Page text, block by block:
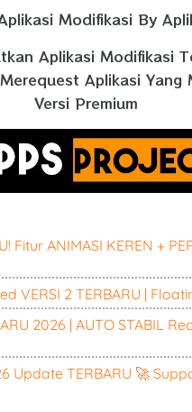
Modifikasi By
Aplikasi Modifikasi
Aplikasi
Versi Premium
Fitur ANIMASI KEREN +
VERSI 2 TERBARU |
2026 | AUTO STABIL
Update TERBARU 🚀